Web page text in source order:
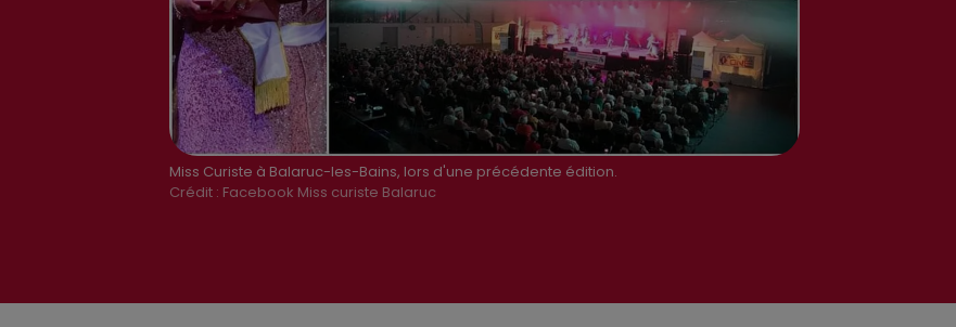
Miss Curiste à Balaruc-les-Bains, lors d'une précédente édition.
Crédit : Facebook Miss curiste Balaruc